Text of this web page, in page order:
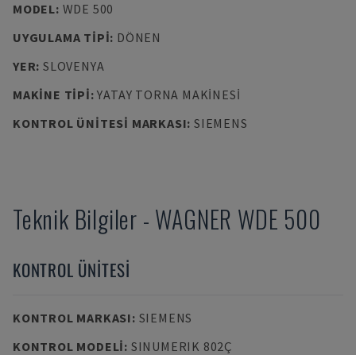
MODEL: WDE 500
UYGULAMA TIPI: DÖNEN
YER: SLOVENYA
MAKINE TIPI:YATAY TORNA MAKINESI
KONTROL ÜNITESI MARKASI: SIEMENS
Teknik Bilgiler - WAGNER WDE 500
KONTROL ÜNITESI
KONTROL MARKASI: SIEMENS
KONTROL MODELI: SINUMERIK 802Ç